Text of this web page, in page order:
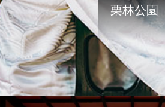
栗林公園